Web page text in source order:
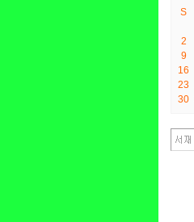
S
2
9
16
23
30